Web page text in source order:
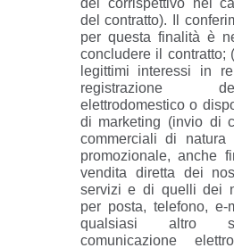
del corrispettivo nel
del contratto). Il
per questa finalità è
concludere il contratto;
legittimi interessi in
registrazione
elettrodomestico o
di marketing (invio di
commerciali di natura
promozionale, anche
vendita diretta dei
servizi e di quelli dei
per posta, telefono, e-
qualsiasi altro
comunicazione